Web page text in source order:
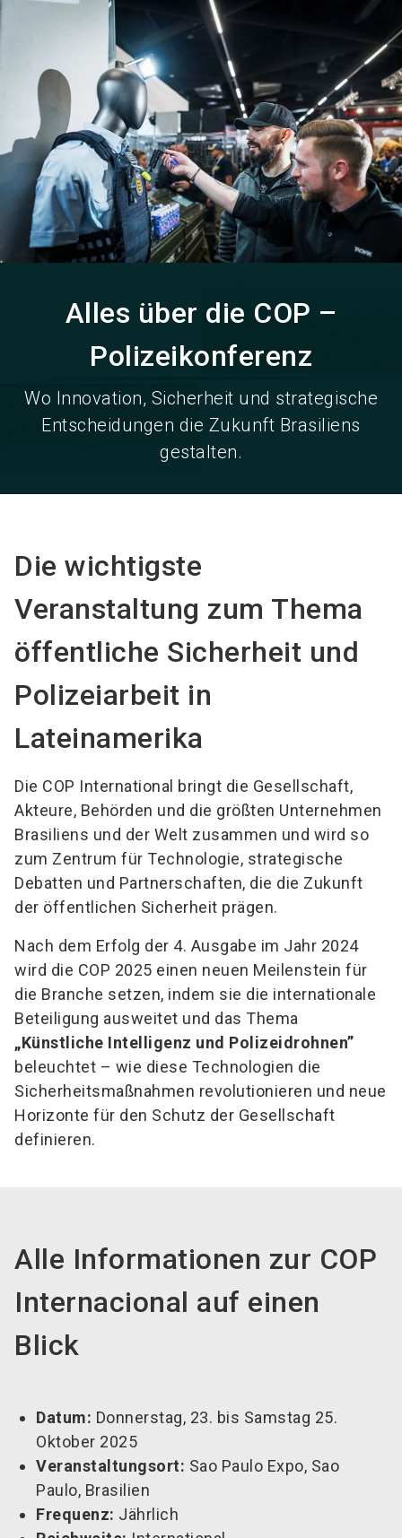
language DE
search
Alles über die COP –
Polizeikonferenz
Wo Innovation, Sicherheit und strategische
Entscheidungen die Zukunft Brasiliens
gestalten.
Die wichtigste
Veranstaltung zum Thema
öffentliche Sicherheit und
Polizeiarbeit in
Lateinamerika
Die COP International bringt die Gesellschaft,
Akteure, Behörden und die größten Unternehmen
Brasiliens und der Welt zusammen und wird so
zum Zentrum für Technologie, strategische
Debatten und Partnerschaften, die die Zukunft
der öffentlichen Sicherheit prägen.
Nach dem Erfolg der 4. Ausgabe im Jahr 2024
wird die COP 2025 einen neuen Meilenstein für
die Branche setzen, indem sie die internationale
Beteiligung ausweitet und das Thema
„Künstliche Intelligenz und Polizeidrohnen”
beleuchtet – wie diese Technologien die
Sicherheitsmaßnahmen revolutionieren und neue
Horizonte für den Schutz der Gesellschaft
definieren.
Alle Informationen zur COP
Internacional auf einen
Blick
Datum: Donnerstag, 23. bis Samstag 25.
Oktober 2025
Veranstaltungsort: Sao Paulo Expo, Sao
Paulo, Brasilien
Frequenz: Jährlich